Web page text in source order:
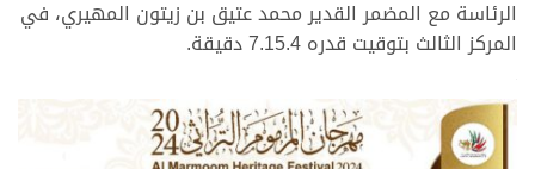
الرئاسة مع المضمر القدير محمد عتيق بن زيتون المهيري، في
المركز الثالث بتوقيت قدره 7.15.4 دقيقة.